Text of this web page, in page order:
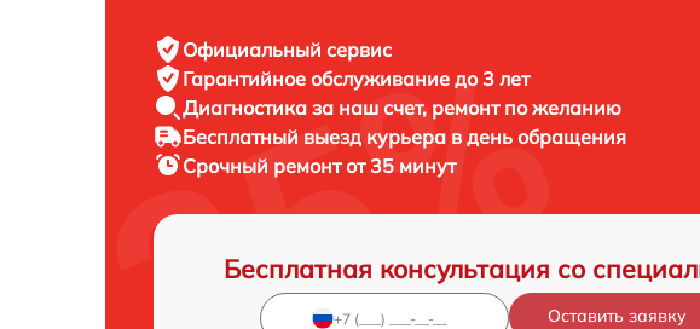
Официальный сервис
Гарантийное обслуживание до 3 лет
Диагностика за наш счет, ремонт по желанию
Бесплатный выезд курьера в день обращения
Срочный ремонтот 35 минут
Бесплатная консультация со
Оставить заявку